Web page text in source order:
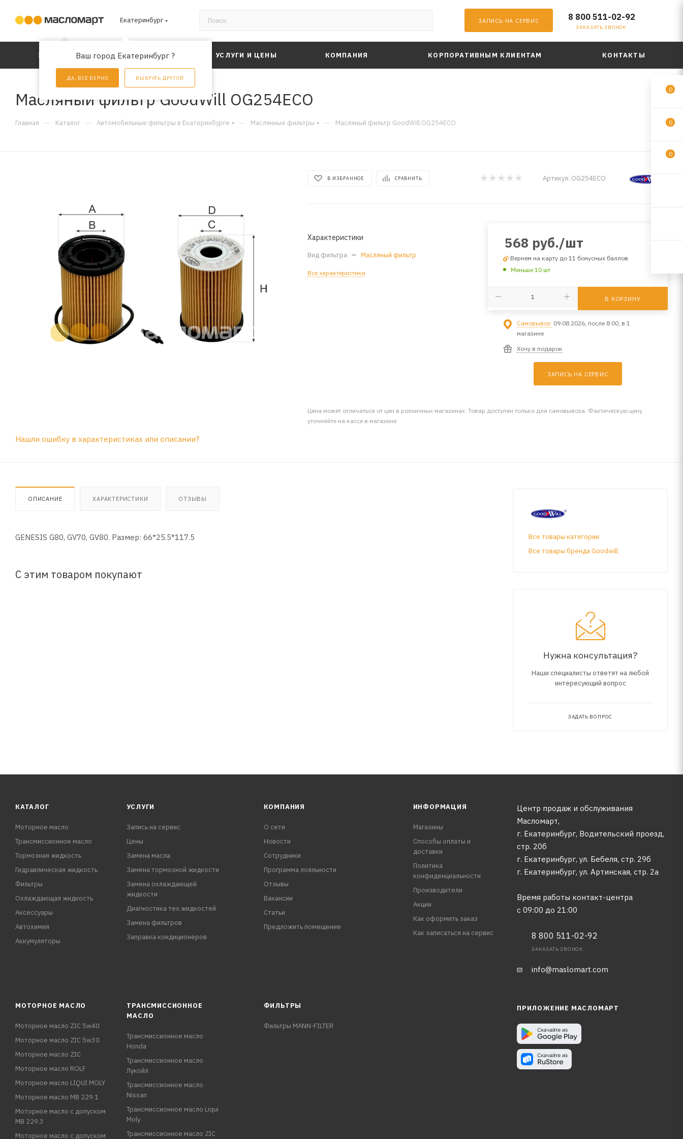
Екатеринбург
Ваш город Екатеринбург ?
ДА, ВСЕ ВЕРНО ВЫБРАТЬ ДРУГОЙ
ЗАПИСЬ НА СЕРВИС 8 800 511-02-92
ЗАКАЗАТЬ ЗВОНОК
КАТАЛОГ АКЦИИ УСЛУГИ И ЦЕНЫ КОМПАНИЯ КОРПОРАТИВНЫМ КЛИЕНТАМ КОНТАКТЫ
Масляный фильтр GoodWill OG254ECO
Главная — Каталог — Автомобильные фильтры в Екатеринбурге — Маслянные фильтры — Масляный фильтр GoodWill OG254ECO
В ИЗБРАННОЕ СРАВНИТЬ Артикул: OG254ECO
Характеристики
Вид фильтра — Масляный фильтр
Все характеристики
568 руб./шт
Вернем на карту до 11 бонусных баллов
Меньше 10 шт
В КОРЗИНУ
Самовывоз: 09.08.2026, после 8:00, в 1
магазине
Хочу в подарок
ЗАПИСЬ НА СЕРВИС
Цена может отличаться от цен в розничных магазинах. Товар доступен только для самовывоза. Фактическую цену
уточняйте на кассе в магазине
Нашли ошибку в характеристиках или описании?
ОПИСАНИЕ ХАРАКТЕРИСТИКИ ОТЗЫВЫ
GENESIS G80, GV70, GV80. Размер: 66*25.5*117.5
С этим товаром покупают
Все товары категории
Все товары бренда Goodwill
Нужна консультация?
Наши специалисты ответят на любой
интересующий вопрос
ЗАДАТЬ ВОПРОС
КАТАЛОГ
Моторное масло
Трансмиссионное масло
Тормозная жидкость
Гидравлическая жидкость
Фильтры
Охлаждающая жидкость
Аксессуары
Автохимия
Аккумуляторы
УСЛУГИ
Запись на сервис
Цены
Замена масла
Замена тормозной жидкости
Замена охлаждающей
жидкости
Диагностика тех.жидкостей
Замена фильтров
Заправка кондиционеров
КОМПАНИЯ
О сети
Новости
Сотрудники
Программа лояльности
Отзывы
Вакансии
Статьи
Предложить помещение
ИНФОРМАЦИЯ
Магазины
Способы оплаты и
доставки
Политика
конфиденциальности
Производители
Акции
Как оформить заказ
Как записаться на сервис
Центр продаж и обслуживания
Масломарт,
г. Екатеринбург, Водительский проезд,
стр. 20б
г. Екатеринбург, ул. Бебеля, стр. 29б
г. Екатеринбург, ул. Артинская, стр. 2а
Время работы контакт-центра
с 09:00 до 21:00
8 800 511-02-92
ЗАКАЗАТЬ ЗВОНОК
info@maslomart.com
МОТОРНОЕ МАСЛО
Моторное масло ZIC 5w40
Моторное масло ZIC 5w30
Моторное масло ZIC
Моторное масло ROLF
Моторное масло LIQUI MOLY
Моторное масло MB 229.1
Моторное масло с допуском
MB 229.3
Моторное масло с допуском
ТРАНСМИССИОННОЕ
МАСЛО
Трансмиссионное масло
Honda
Трансмиссионное масло
Лукойл
Трансмиссионное масло
Nissan
Трансмиссионное масло Liqui
Moly
Трансмиссионное масло ZIC
ФИЛЬТРЫ
Фильтры MANN-FILTER
ПРИЛОЖЕНИЕ МАСЛОМАРТ
0
0
0